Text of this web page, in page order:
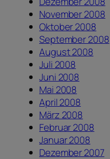
November 2008
Oktober 2008
September 2008
August 2008
Juli 2008
Juni 2008
Mai 2008
April 2008
März 2008
Februar 2008
Januar 2008
Dezember 2007